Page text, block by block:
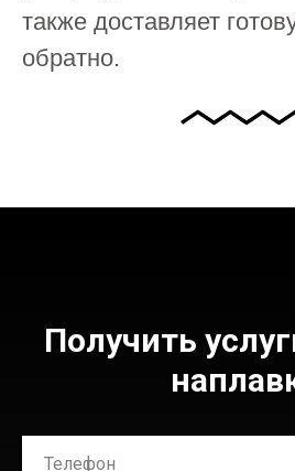
также доставляет
обратно.
Получить